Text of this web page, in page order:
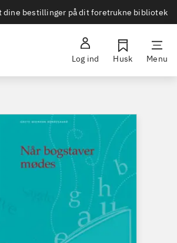
dine bestillinger på dit foretrukne bibliotek
Log ind Husk Menu